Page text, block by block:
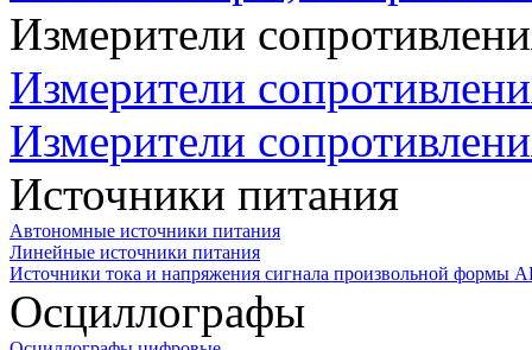
Измерители
Измерители
Измерители
Источники питания
Автономные источники питания
Линейные источники питания
Источники тока и напряжения сигнала произвольной формы
Осциллографы